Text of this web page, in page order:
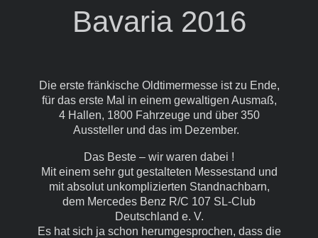
Bavaria 2016
Die erste fränkische Oldtimermesse ist zu Ende,
für das erste Mal in einem gewaltigen Ausmaß,
4 Hallen, 1800 Fahrzeuge und über 350
Aussteller und das im Dezember.
Das Beste – wir waren dabei !
Mit einem sehr gut gestalteten Messestand und
mit absolut unkomplizierten Standnachbarn,
dem Mercedes Benz R/C 107 SL-Club
Deutschland e. V.
Es hat sich ja schon herumgesprochen, dass die